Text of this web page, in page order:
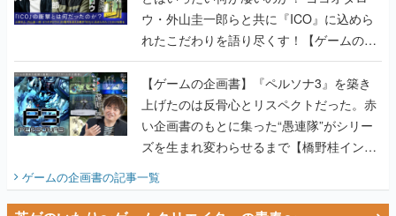
【ゲームの企画書】『ペルソナ3』を築き
上げたのは反骨心とリスペクトだった。赤
い企画書のもとに集った“愚連隊”がシリー
ズを生まれ変わらせるまで【橋野桂インタ
ビュー】
ゲームの企画書の記事一覧
若ゲのいたり〜ゲームクリエイターの青春〜
田中圭一のゲーム業界取材マンガ『若ゲの
いたり』第2巻が発売。『ポケモン』田尻